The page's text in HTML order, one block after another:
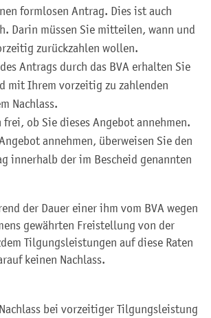
formlosen Antrag. Dies ist auch
Darin müssen Sie mitteilen, wann und
zurückzahlen wollen.
Antrags durch das BVA erhalten Sie
mit Ihrem vorzeitig zu zahlenden
Nachlass.
frei, ob Sie dieses Angebot annehmen.
annehmen, überweisen Sie den
innerhalb der im Bescheid genannten
der Dauer einer ihm vom BVA wegen
gewährten Freistellung von der
Tilgungsleistungen auf diese Raten
keinen Nachlass.
bei vorzeitiger Tilgungsleistung